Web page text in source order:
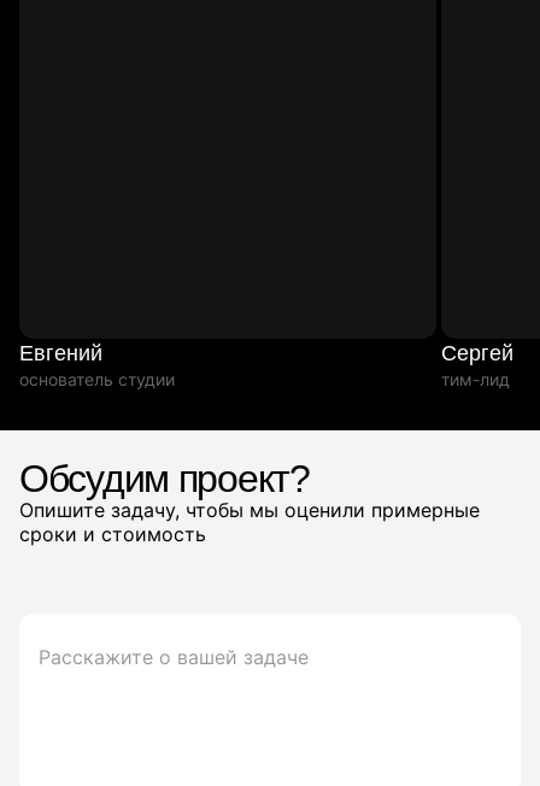
Евгений
основатель студии
Сергей
тим-лид
Обсудим проект?
Опишите задачу, чтобы мы оценили примерные
сроки и стоимость